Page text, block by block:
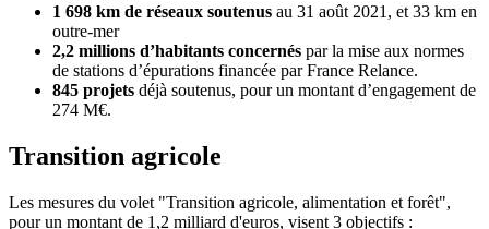
1 698 km de réseaux soutenus au 31 août 2021, et 33 km en
outre-mer
2,2 millions d’habitants concernés par la mise aux normes
de stations d’épurations financée par France Relance.
845 projets déjà soutenus, pour un montant d’engagement de
274 M€.
Transition agricole
Les mesures du volet "Transition agricole, alimentation et forêt",
pour un montant de 1,2 milliard d'euros, visent 3 objectifs :